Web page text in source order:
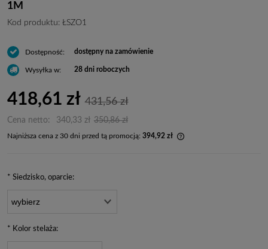
1M
Kod produktu: ŁSZO1
Dostępność: dostępny na zamówienie
Wysyłka w: 28 dni roboczych
418,61 zł 431,56 zł
Cena netto: 340,33 zł 350,86 zł
Najniższa cena z 30 dni przed tą promocją: 394,92 zł
* Siedzisko, oparcie:
* Kolor stelaża: